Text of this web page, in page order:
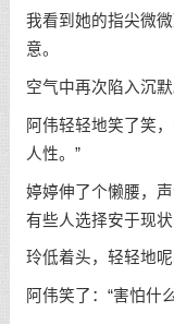
我看到她的指尖微
意。
空气中再次陷入沉默
阿伟轻轻地笑了笑
人性。”
婷婷伸了个懒腰，
有些人选择安于现
玲低着头，轻轻地
阿伟笑了：“害怕什